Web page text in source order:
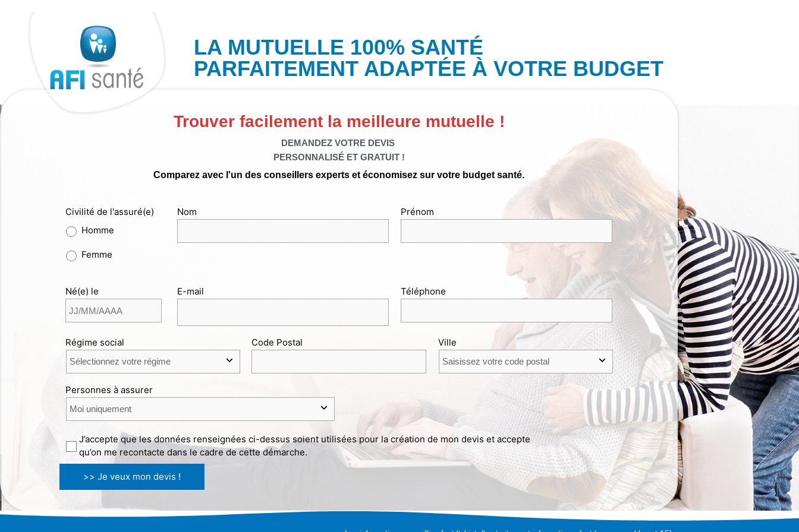
LA MUTUELLE 100% SANTÉ
PARFAITEMENT ADAPTÉE À VOTRE BUDGET
Trouver facilement la meilleure mutuelle !
DEMANDEZ VOTRE DEVIS
PERSONNALISÉ ET GRATUIT !
Comparez avec l'un des conseillers experts et économisez sur votre budget santé.
Civilité de l'assuré(e)
Homme
Femme
Nom Prénom
Né(e) le E-mail Téléphone
Régime social Code Postal Ville
Personnes à assurer
J’accepte que les données renseignées ci-dessus soient utilisées pour la création de mon devis et accepte
qu’on me recontacte dans le cadre de cette démarche.
>> Je veux mon devis !